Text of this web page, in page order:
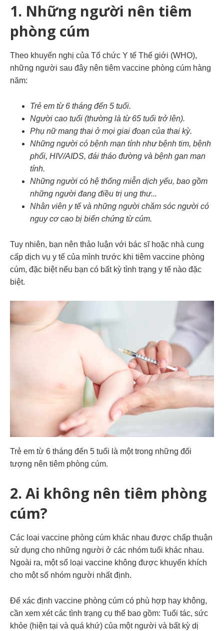
1. Những người nên tiêm
phòng cúm
Theo khuyến nghị của Tổ chức Y tế Thế giới (WHO),
những người sau đây nên tiêm vaccine phòng cúm hàng
năm:
Trẻ em từ 6 tháng đến 5 tuổi.
Người cao tuổi (thường là từ 65 tuổi trở lên).
Phụ nữ mang thai ở mọi giai đoạn của thai kỳ.
Những người có bệnh mạn tính như bệnh tim, bệnh
phổi, HIV/AIDS, đái tháo đường và bệnh gan mạn
tính.
Những người có hệ thống miễn dịch yếu, bao gồm
những người đang điều trị ung thư...
Nhân viên y tế và những người chăm sóc người có
nguy cơ cao bị biến chứng từ cúm.
Tuy nhiên, bạn nên thảo luận với bác sĩ hoặc nhà cung
cấp dịch vụ y tế của mình trước khi tiêm vaccine phòng
cúm, đặc biệt nếu bạn có bất kỳ tình trạng y tế nào đặc
biệt.
Trẻ em từ 6 tháng đến 5 tuổi là một trong những đối
tượng nên tiêm phòng cúm.
2. Ai không nên tiêm phòng
cúm?
Các loại vaccine phòng cúm khác nhau được chấp thuận
sử dụng cho những người ở các nhóm tuổi khác nhau.
Ngoài ra, một số loại vaccine không được khuyến khích
cho một số nhóm người nhất định.
Để xác định vaccine phòng cúm có phù hợp hay không,
cần xem xét các tình trạng cụ thể bao gồm: Tuổi tác, sức
khỏe (hiện tại và quá khứ) của một người và bất kỳ dị